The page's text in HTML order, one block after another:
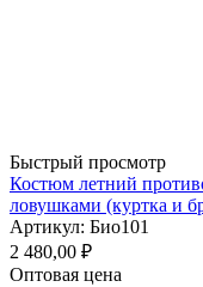
Быстрый просмотр
Костюм летний
ловушками (куртка и
Артикул: Био101
2 480,00 ₽
Оптовая цена